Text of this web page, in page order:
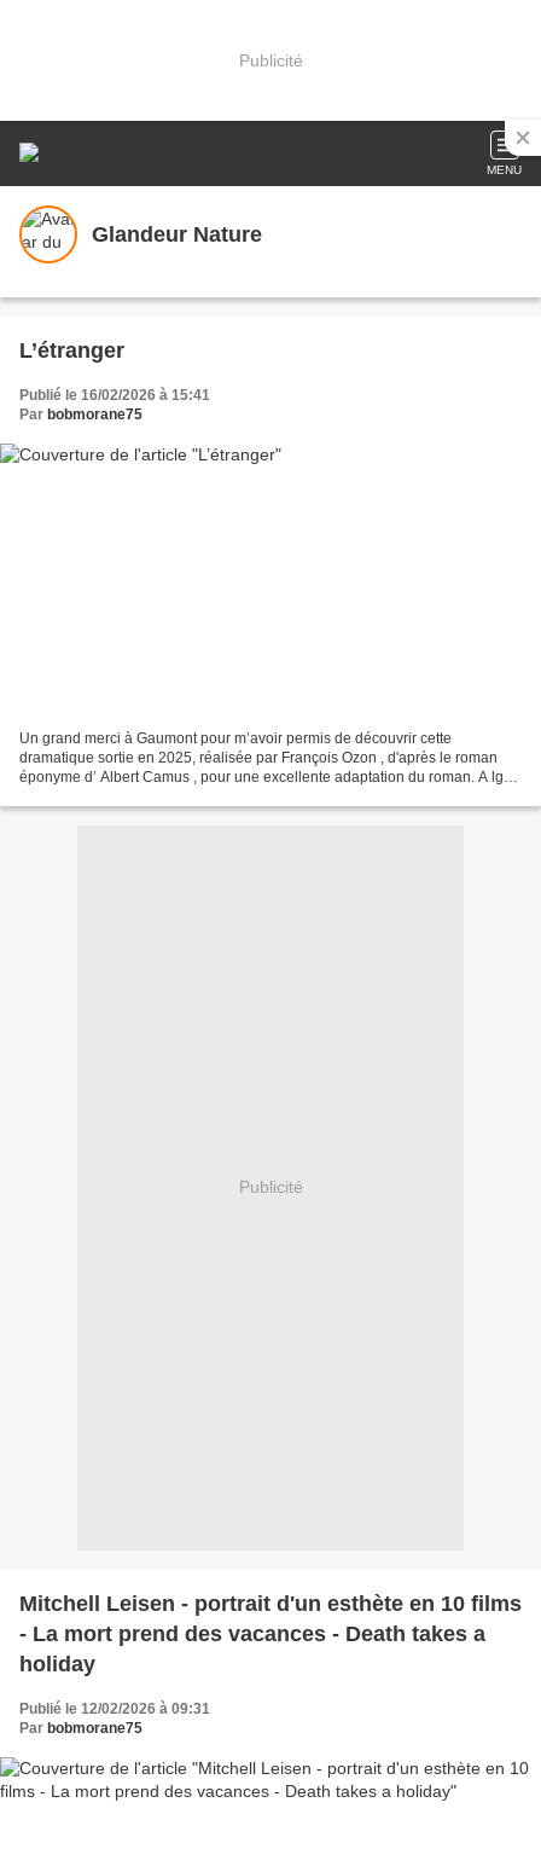
Publicité
MENU
Glandeur Nature
L’étranger
Publié le 16/02/2026 à 15:41
Par bobmorane75
Un grand merci à Gaumont pour m’avoir permis de découvrir cette
dramatique sortie en 2025, réalisée par François Ozon , d'après le roman
éponyme d’ Albert Camus , pour une excellente adaptation du roman. A lger,
Publicité
Mitchell Leisen - portrait d'un esthète en 10 films
- La mort prend des vacances - Death takes a
holiday
Publié le 12/02/2026 à 09:31
Par bobmorane75